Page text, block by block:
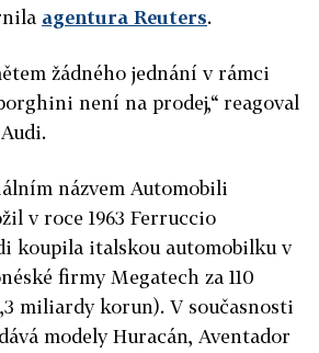
agentura Reuters.
žádného jednání v rámci
není na prodej,“ reagoval
názvem Automobili
v roce 1963 Ferruccio
koupila italskou automobilku v
firmy Megatech za 110
miliardy korun). V současnosti
modely Huracán, Aventador